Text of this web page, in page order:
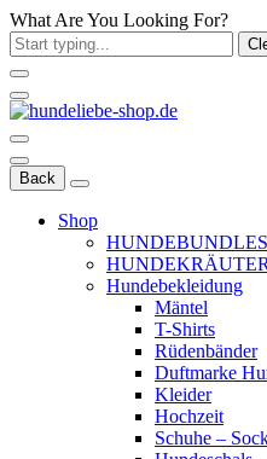
What Are You Looking For?
Back
Shop
Hundebekleidung
Mäntel
T-Shirts
Rüdenbänder
Duftmarke
Kleider
Hochzeit
Schuhe –